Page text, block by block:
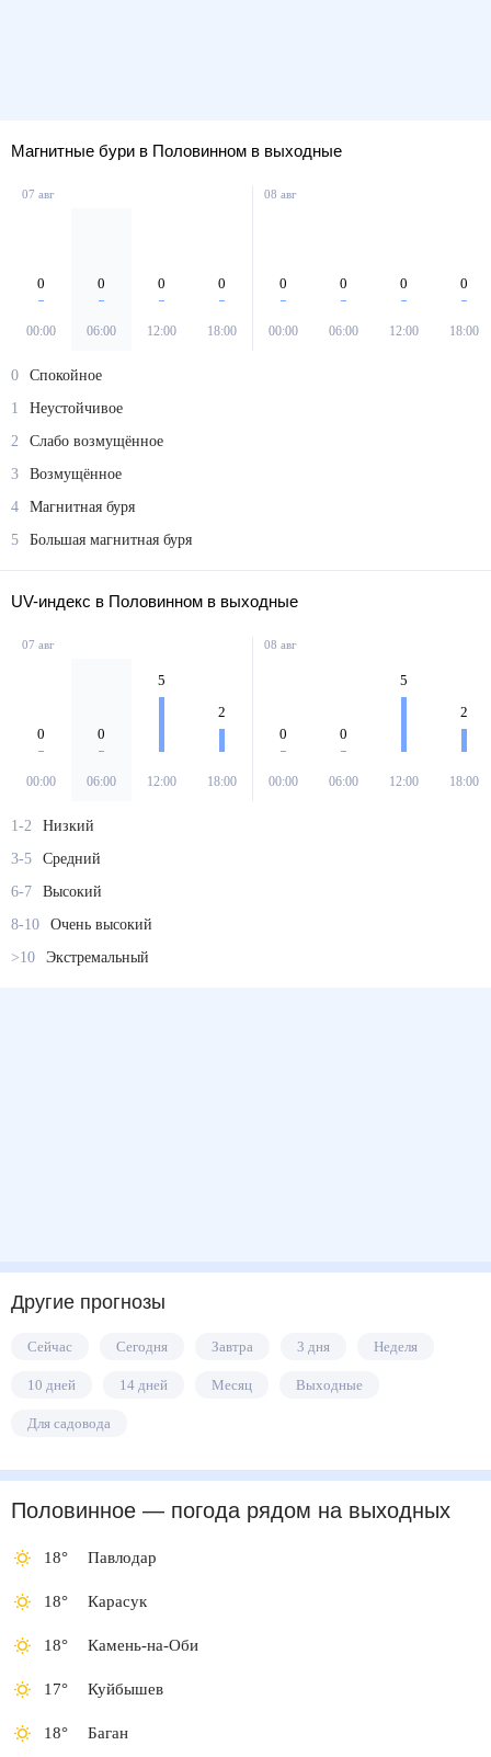
Магнитные бури в Половинном в выходные
07 авг
0
00:00
0
06:00
0
12:00
0
18:00
08 авг
0
00:00
0
06:00
0
12:00
0
18:00
0
Спокойное
1
Неустойчивое
2
Слабо возмущённое
3
Возмущённое
4
Магнитная буря
5
Большая магнитная буря
UV-индекс в Половинном в выходные
07 авг
0
00:00
0
06:00
5
12:00
2
18:00
08 авг
0
00:00
0
06:00
5
12:00
2
18:00
1-2
Низкий
3-5
Средний
6-7
Высокий
8-10
Очень высокий
>10
Экстремальный
Другие прогнозы
Сейчас Сегодня Завтра 3 дня Неделя
10 дней 14 дней Месяц Выходные
Для садовода
Половинное — погода рядом на выходных
18° Павлодар
18° Карасук
18° Камень-на-Оби
17° Куйбышев
18° Баган